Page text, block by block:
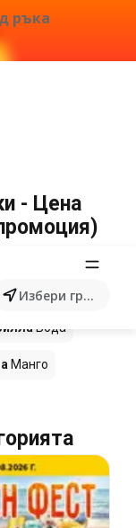
ръка
продукти...Избери град
- Цена
за този
Билла
Вода
Манго